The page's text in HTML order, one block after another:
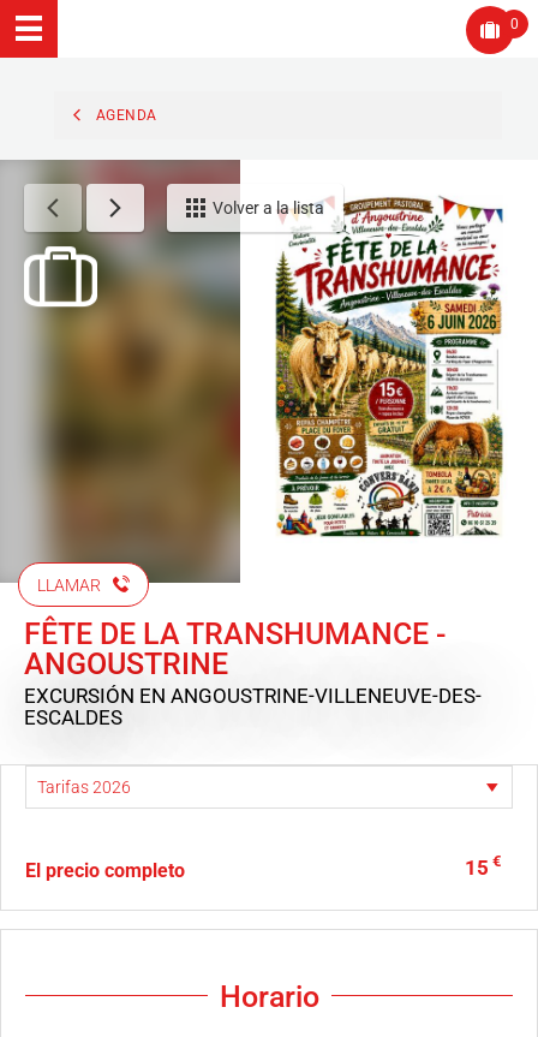
0
AGENDA
Volver a la lista
LLAMAR
FÊTE DE LA TRANSHUMANCE -
ANGOUSTRINE
EXCURSIÓN EN ANGOUSTRINE-VILLENEUVE-DES-
ESCALDES
El precio completo 15 €
Horario